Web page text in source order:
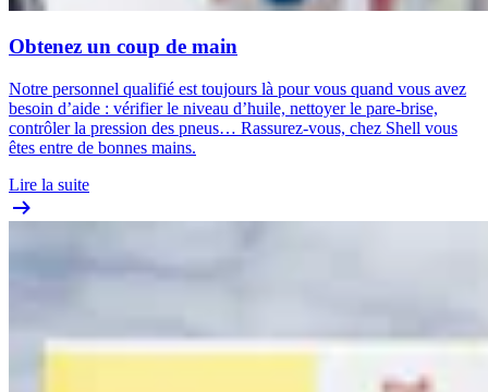
Obtenez un coup de main
Notre personnel qualifié est toujours là pour vous quand vous avez
besoin d’aide : vérifier le niveau d’huile, nettoyer le pare-brise,
contrôler la pression des pneus… Rassurez-vous, chez Shell vous
êtes entre de bonnes mains.
Lire la suite